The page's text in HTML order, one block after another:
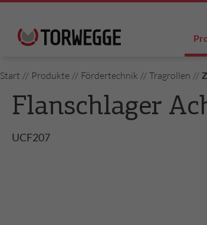
Start // Produkte // Fördertechnik // Tragrollen //
Flanschlager
UCF207